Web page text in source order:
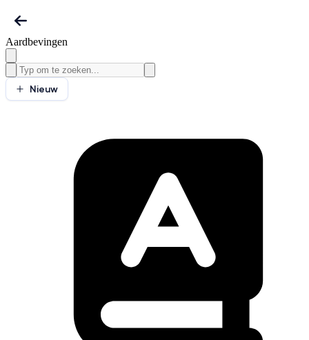
Aardbevingen
Nieuw